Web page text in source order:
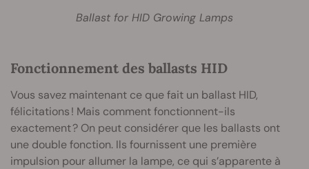
Ballast for HID Growing Lamps
Fonctionnement des ballasts HID
Vous savez maintenant ce que fait un ballast HID,
félicitations ! Mais comment fonctionnent-ils
exactement ? On peut considérer que les ballasts ont
une double fonction. Ils fournissent une première
impulsion pour allumer la lampe, ce qui s’apparente à